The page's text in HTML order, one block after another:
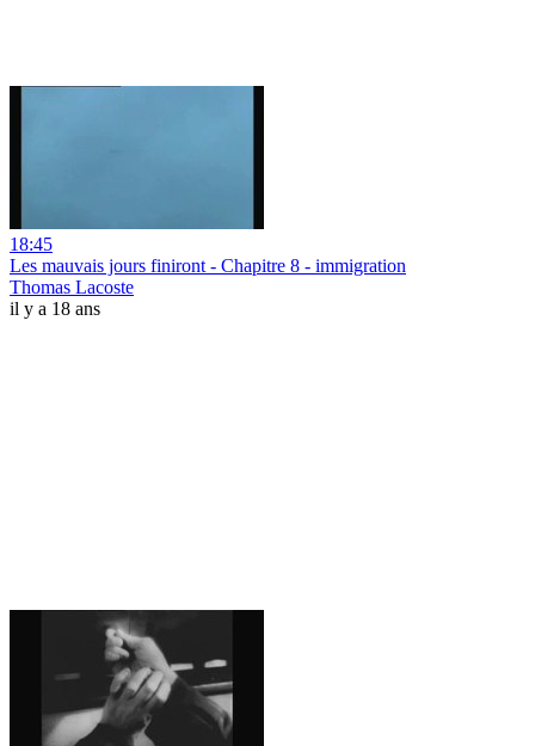
18:45
Les mauvais jours finiront - Chapitre 8 - immigration
Thomas Lacoste
il y a 18 ans